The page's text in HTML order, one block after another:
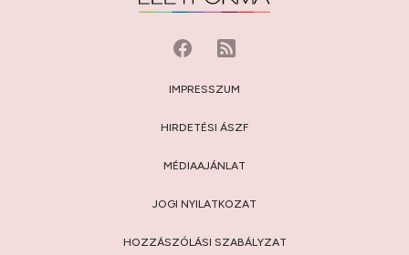
IMPRESSZUM
HIRDETÉSI ÁSZF
MÉDIAAJÁNLAT
JOGI NYILATKOZAT
HOZZÁSZÓLÁSI SZABÁLYZAT